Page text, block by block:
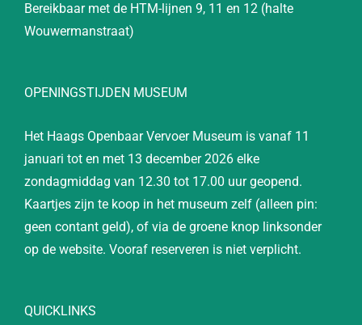
Bereikbaar met de HTM-lijnen 9, 11 en 12 (halte
Wouwermanstraat)
OPENINGSTIJDEN MUSEUM
Het Haags Openbaar Vervoer Museum is vanaf 11
januari tot en met 13 december 2026 elke
zondagmiddag van 12.30 tot 17.00 uur geopend.
Kaartjes zijn te koop in het museum zelf (alleen pin:
geen contant geld), of via de groene knop linksonder
op de website. Vooraf reserveren is niet verplicht.
QUICKLINKS